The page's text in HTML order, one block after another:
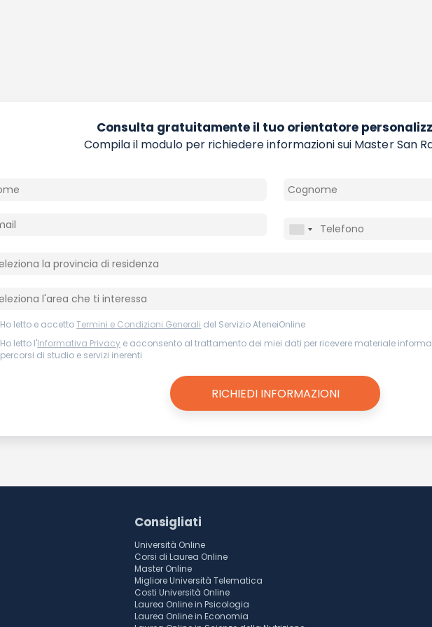
Consulta gratuitamente il tuo orientatore
Compila il modulo per richiedere informazioni sui Master San
Ho letto e accettoTermini e Condizioni Generali del Servizio AteneiOnline
Ho letto l'Informativa Privacy e acconsento al trattamento dei miei dati per ricevere materiale
percorsi di studio e servizi inerenti
Consigliati
Università Online
Corsi di Laurea Online
Master Online
Migliore Università Telematica
Costi Università Online
Laurea Online in Psicologia
Laurea Online in Economia